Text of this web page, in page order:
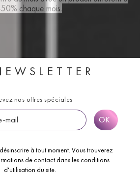
chaque mois.
nos offres spéciales
à tout moment. Vous trouverez
de contact dans les conditions
d'utilisation du site.